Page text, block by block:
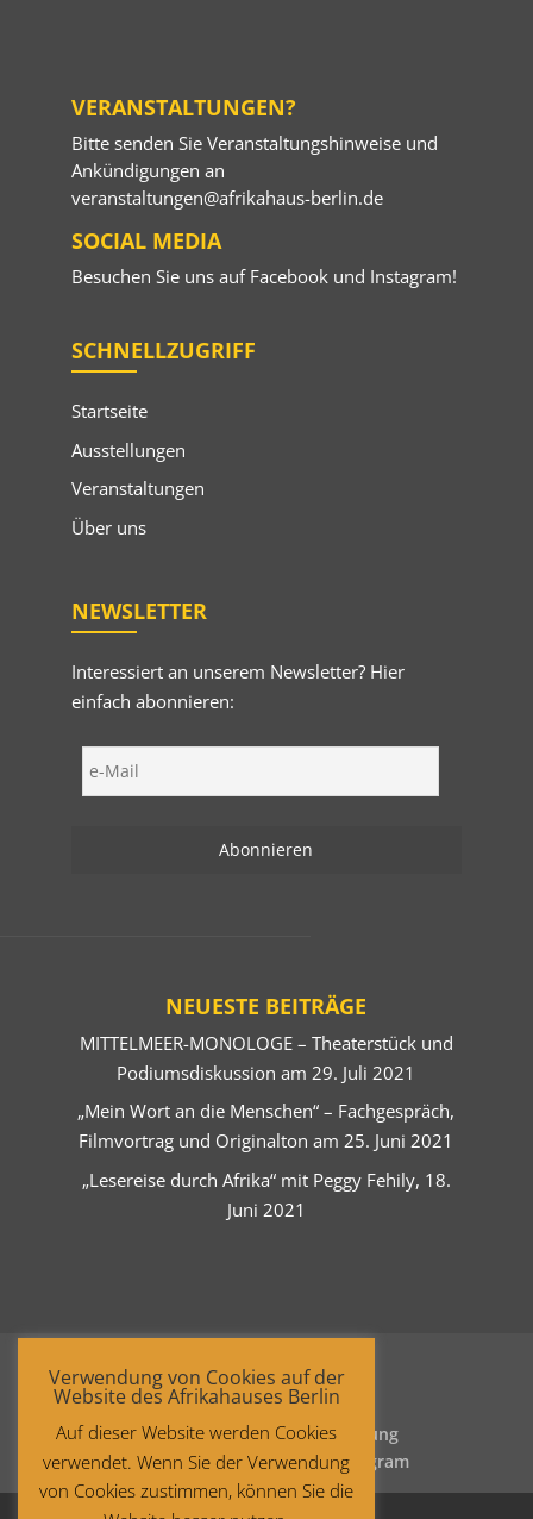
VERANSTALTUNGEN?
Bitte senden Sie Veranstaltungshinweise und
Ankündigungen an
veranstaltungen@afrikahaus-berlin.de
SOCIAL MEDIA
Besuchen Sie uns auf Facebookund Instagram!
SCHNELLZUGRIFF
Startseite
Ausstellungen
Veranstaltungen
Über uns
NEWSLETTER
Interessiert an unserem Newsletter? Hier
einfach abonnieren:
NEUESTE BEITRÄGE
MITTELMEER-MONOLOGE – Theaterstück und
Podiumsdiskussion am 29. Juli 2021
„Mein Wort an die Menschen“ – Fachgespräch,
Filmvortrag und Originalton am 25. Juni 2021
„Lesereise durch Afrika“ mit Peggy Fehily, 18.
Juni 2021
Startseite
Datenschutzerklärung
Impressum
Facebook Instagram
Verwendung von Cookies auf der
Website des Afrikahauses Berlin
Auf dieser Website werden Cookies
verwendet. Wenn Sie der Verwendung
von Cookies zustimmen, können Sie die